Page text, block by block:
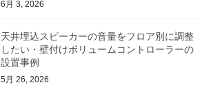
6月 3, 2026
天井埋込スピーカーの音量をフロア別に調整
したい・壁付けボリュームコントローラーの
設置事例
5月 26, 2026